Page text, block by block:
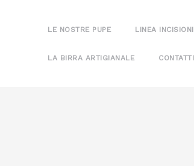
LE NOSTRE PUPE LINEA INCISIONI
LA BIRRA ARTIGIANALE CONTATTI